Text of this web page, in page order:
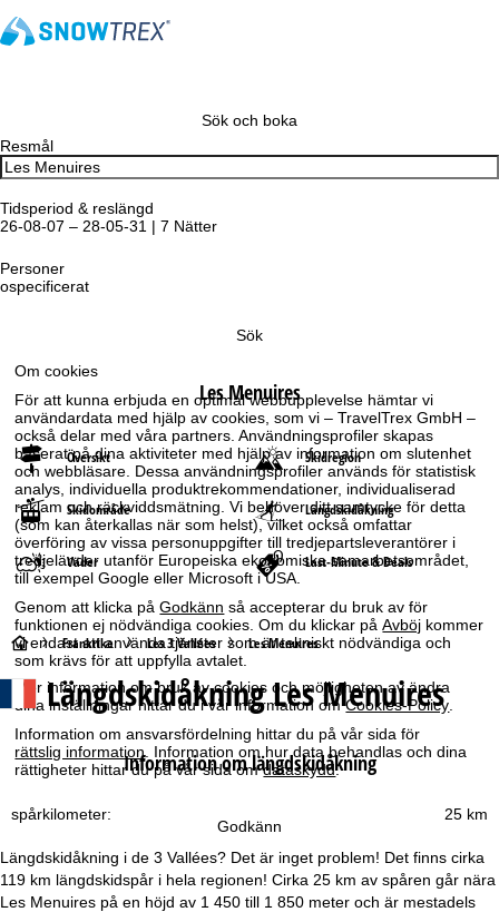
Om cookies
För att kunna erbjuda en optimal webbupplevelse hämtar vi
användardata med hjälp av cookies, som vi – TravelTrex GmbH –
också delar med våra partners. Användningsprofiler skapas
baserat på dina aktiviteter med hjälp av information om slutenhet
och webbläsare. Dessa användningsprofiler används för statistisk
analys, individuella produktrekommendationer, individualiserad
reklam och räckviddsmätning. Vi behöver ditt samtycke för detta
(som kan återkallas när som helst), vilket också omfattar
överföring av vissa personuppgifter till tredjepartsleverantörer i
tredjeländer utanför Europeiska ekonomiska samarbetsområdet,
till exempel Google eller Microsoft i USA.
Genom att klicka påGodkänn så accepterar du bruk av för
funktionen ej nödvändiga cookies. Om du klickar påAvböj kommer
vi endast att använda tjänster som är tekniskt nödvändiga och
som krävs för att uppfylla avtalet.
Mer information om bruk av cookies och möjligheten av ändra
dina inställningar hittar du i vår information omCookies-Policy
Information om ansvarsfördelning hittar du på vår sida för
rättslig information. Information om hur data behandlas och dina
rättigheter hittar du på vår sida omdataskydd.
Godkänn
Sök och boka
Resmål
Tidsperiod & reslängd
26-08-07 – 28-05-31 | 7 Nätter
Personer
ospecificerat
Sök
Les Menuires
Översikt Skidregion
Skidområde Längdskidåkning
Väder Last-Minute & Deals
S
t
a
r
t
s
Frankrike Les 3 Vallées Les Menuires
Längdskidåkning Les Menuires
Information om längdskidåkning
25 km
spårkilometer:
Längdskidåkning i de 3 Vallées? Det är inget problem! Det finns cirka
119 km längdskidspår i hela regionen! Cirka 25 km av spåren går nära
Les Menuires på en höjd av 1 450 till 1 850 meter och är mestadels